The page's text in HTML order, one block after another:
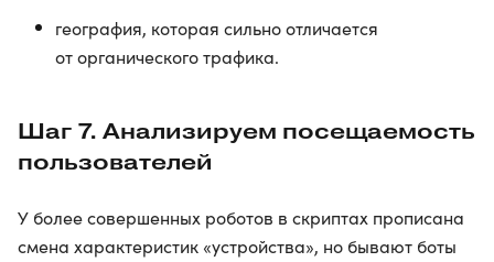
география, которая сильно отличается
от органического трафика.
Шаг 7. Анализируем посещаемость
пользователей
У более совершенных роботов в скриптах прописана
смена характеристик «устройства», но бывают боты